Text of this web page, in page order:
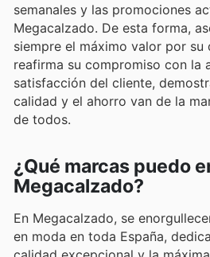
semanales y las promociones
Megacalzado. De esta forma,
siempre el máximo valor por su
reafirma su compromiso con la
satisfacción del cliente,
calidad y el ahorro van de la
de todos.
¿Qué marcas puedo
Megacalzado?
En Megacalzado, se
en moda en toda España,